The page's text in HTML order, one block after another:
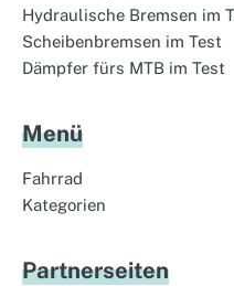
Hydraulische Bremsen im
Scheibenbremsen im Test
Dämpfer fürs MTB im Test
Menü
Fahrrad
Kategorien
Partnerseiten